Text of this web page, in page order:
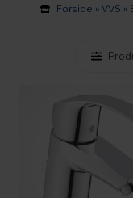
Forside »VVS »